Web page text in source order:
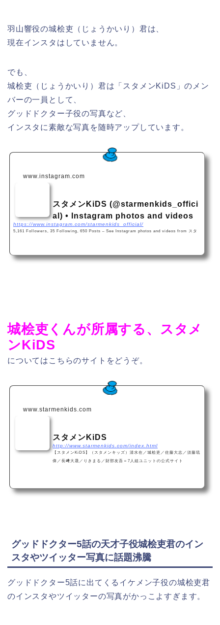
羽山響役の城桧吏（じょうかいり）君は、
現在インスタはしていません。
でも、
城桧吏（じょうかいり）君は「スタメンKiDS」のメン
バーの一員として、
グッドドクター子役の写真など、
インスタに素敵な写真を随時アップしています。
www.instagram.com
スタメンKiDS (@starmenkids_offici
al) • Instagram photos and videos
https://www.instagram.com/starmenkids_official/
5,161 Followers, 35 Following, 650 Posts – See Instagram photos and videos from スタ
城桧吏くんが所属する、スタメ
ンKiDS
についてはこちらのサイトをどうぞ。
www.starmenkids.com
スタメンKiDS
http://www.starmenkids.com/index.html
【スタメンKiDS】（スタメンキッズ）清水在／城桧吏／佐藤大志／須藤琉
偉／長﨑大晟／りきまる／財部友吾＝7人組ユニットの公式サイト
グッドドクター5話の天才子役城桧吏君のイン
スタやツイッター写真に話題沸騰
グッドドクター5話に出てくるイケメン子役の城桧吏君
のインスタやツイッターの写真がかっこよすぎます。